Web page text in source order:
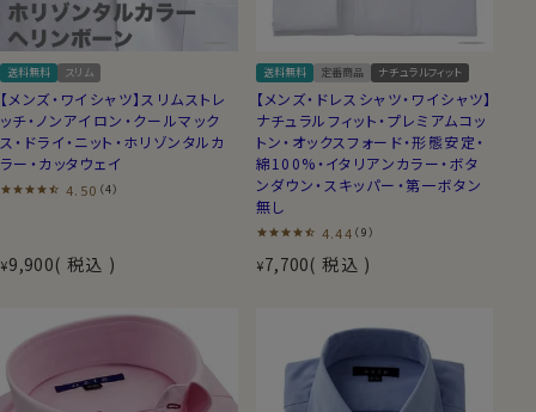
送料無料 スリム
【メンズ・ワイシャツ】スリムストレ
ッチ・ノンアイロン・クールマック
ス・ドライ・ニット・ホリゾンタルカ
ラー・カッタウェイ
4.50 （4）
¥9,900 税込
送料無料 定番商品 ナチュラルフィット
【メンズ・ドレスシャツ・ワイシャツ】
ナチュラルフィット・プレミアムコッ
トン・オックスフォード・形態安定・
綿100%・イタリアンカラー・ボタ
ンダウン・スキッパー・第一ボタン
無し
4.44 （9）
¥7,700 税込